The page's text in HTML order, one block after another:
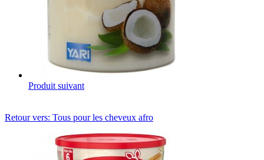
Produit suivant
Retour vers: Tous pour les cheveux afro